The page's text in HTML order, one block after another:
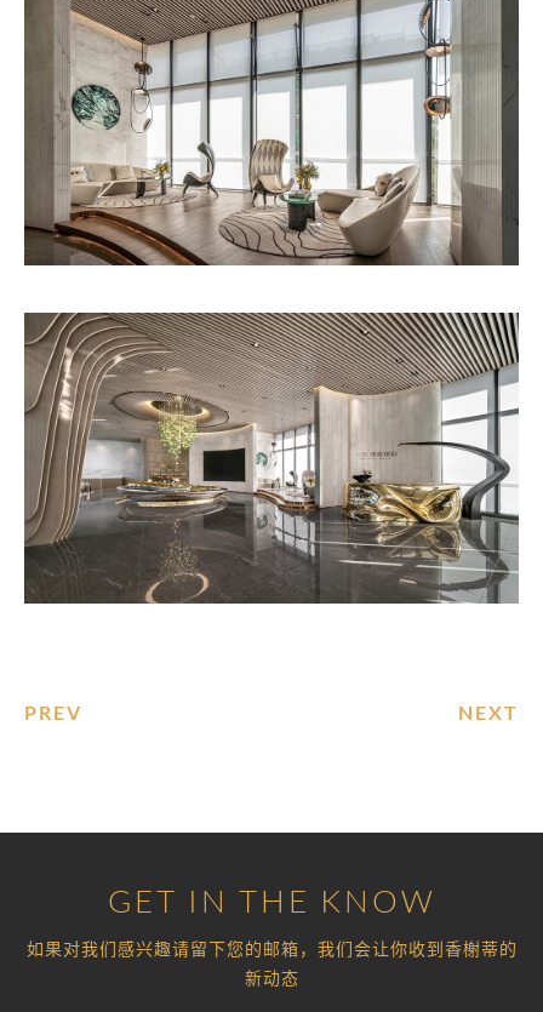
PREV NEXT
GET IN THE KNOW
如果对我们感兴趣请留下您的邮箱，我们会让你收到香榭蒂的
新动态